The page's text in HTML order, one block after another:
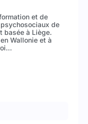
et de
de
basée à Liège.
Wallonie et à